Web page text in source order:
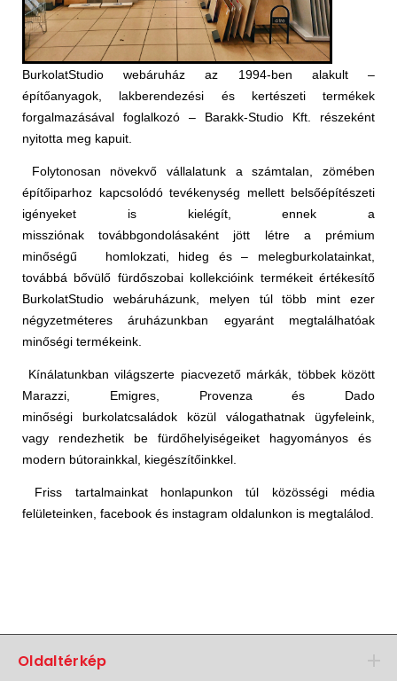
BurkolatStudio webáruház az 1994-ben alakult –
építőanyagok, lakberendezési és kertészeti termékek
forgalmazásával foglalkozó – Barakk-Studio Kft. részeként
nyitotta meg kapuit.
Folytonosan növekvő vállalatunk a számtalan, zömében
építőiparhoz kapcsolódó tevékenység mellett belsőépítészeti
igényeket is kielégít, ennek a
missziónaktovábbgondolásaként jött létre a prémium
minőségű homlokzati, hideg és – melegburkolatainkat
továbbá bővülő fürdőszobai kollekcióink termékeit értékesítő
BurkolatStudio webáruházunk, melyen túl több mint ezer
négyzetméteres áruházunkban egyaránt megtalálhatóak
minőségi termékeink.
Kínálatunkban világszerte piacvezető márkák, többek között
Marazzi, Emigres, Provenza és Dado
minőségi burkolatcsaládok közül válogathatnak ügyfeleink,
vagy rendezhetik be fürdőhelyiségeiket hagyományos és
modern bútorainkkal kiegészítőinkkel
Friss tartalmainkat honlapunkon túl közösségi média
felületeinken, facebook és instagram oldalunkon is megtalálod.
Oldaltérkép